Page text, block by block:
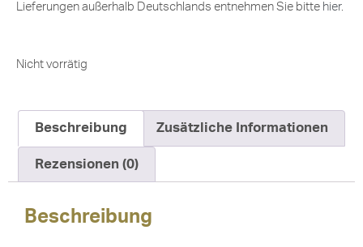
Lieferungen außerhalb Deutschlands entnehmen Sie bitte hier.
Nicht vorrätig
Beschreibung Zusätzliche Informationen
Rezensionen (0)
Beschreibung